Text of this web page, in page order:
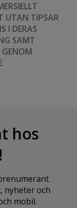
UTAN TIPSAR
I DERAS
SAMT
GENOM
hos
nyheter och
mobil.